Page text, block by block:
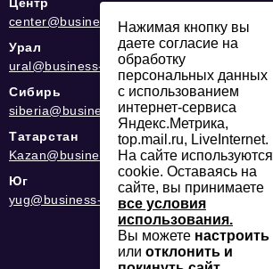
center@business-magazine.online
Урал
ural@business-magazine.online
Сибирь
siberia@business-magazine.online
Татарстан
Kazan@business-magazine.online
Юг
yug@business-magazine.online
Нажимая кнопку вы
даете согласие на
обработку
персональных данных
с использованием
интернет-сервиса
Яндекс.Метрика,
top.mail.ru, LiveInternet.
На сайте используются
cookie. Оставаясь на
сайте, вы принимаете
все условия
использования.
Вы можете настроить
или отклонить и